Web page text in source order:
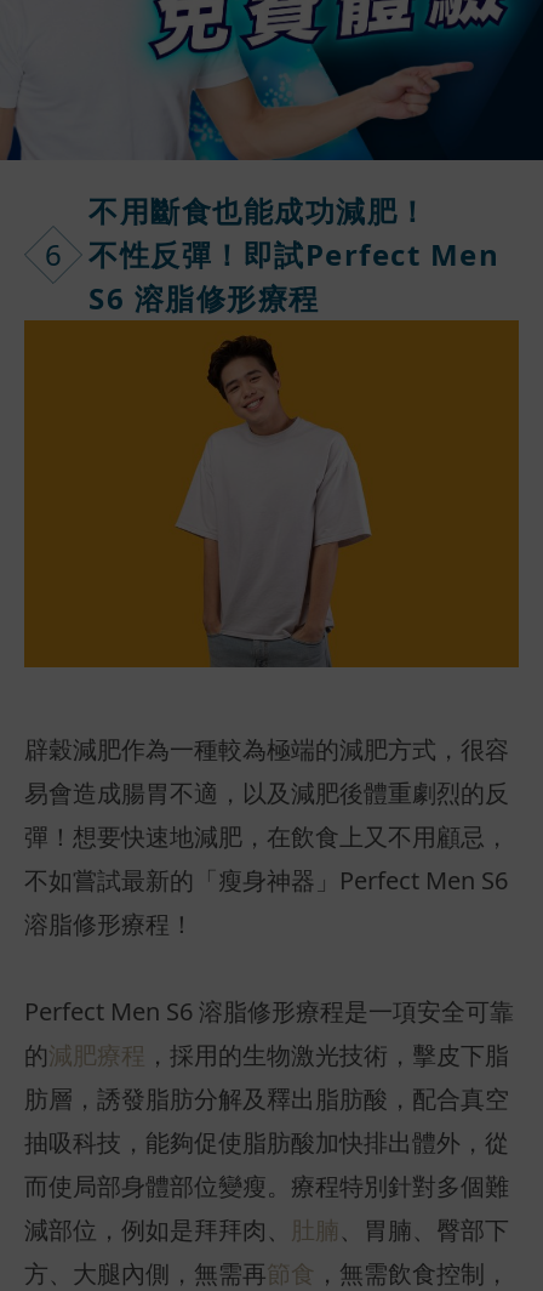
6
不用斷食也能成功減肥！
不性反彈！即試Perfect Men
S6 溶脂修形療程
辟穀減肥作為一種較為極端的減肥方式，很容
易會造成腸胃不適，以及減肥後體重劇烈的反
彈！想要快速地減肥，在飲食上又不用顧忌，
不如嘗試最新的「瘦身神器」Perfect Men S6
溶脂修形療程！
Perfect Men S6 溶脂修形療程是一項安全可靠
的減肥療程 ，採用的生物激光技術，擊皮下脂
肪層，誘發脂肪分解及釋出脂肪酸，配合真空
抽吸科技，能夠促使脂肪酸加快排出體外，從
而使局部身體部位變瘦。療程特別針對多個難
減部位，例如是拜拜肉、 肚腩、胃腩、臀部下
方、大腿內側，無需再節食 ，無需飲食控制，